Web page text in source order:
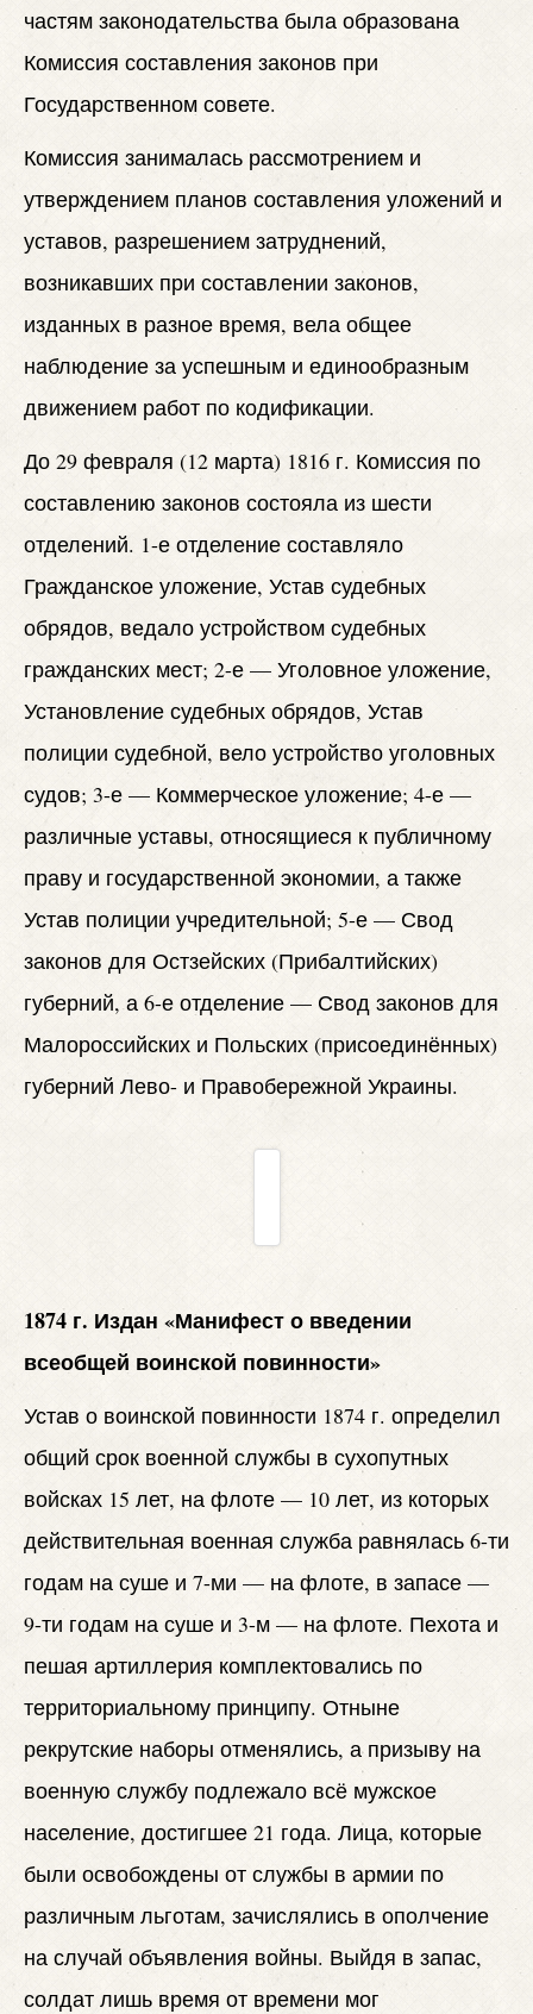
частям законодательства была образована
Комиссия составления законов при
Государственном совете.
Комиссия занималась рассмотрением и
утверждением планов составления уложений и
уставов, разрешением затруднений,
возникавших при составлении законов,
изданных в разное время, вела общее
наблюдение за успешным и единообразным
движением работ по кодификации.
До 29 февраля (12 марта) 1816 г. Комиссия по
составлению законов состояла из шести
отделений. 1-е отделение составляло
Гражданское уложение, Устав судебных
обрядов, ведало устройством судебных
гражданских мест; 2-е — Уголовное уложение,
Установление судебных обрядов, Устав
полиции судебной, вело устройство уголовных
судов; 3-е — Коммерческое уложение; 4-е —
различные уставы, относящиеся к публичному
праву и государственной экономии, а также
Устав полиции учредительной; 5-е — Свод
законов для Остзейских (Прибалтийских)
губерний, а 6-е отделение — Свод законов для
Малороссийских и Польских (присоединённых)
губерний Лево- и Правобережной Украины.
1874 г. Издан «Манифест о введении
всеобщей воинской повинности»
Устав о воинской повинности 1874 г. определил
общий срок военной службы в сухопутных
войсках 15 лет, на флоте — 10 лет, из которых
действительная военная служба равнялась 6-ти
годам на суше и 7-ми — на флоте, в запасе —
9-ти годам на суше и 3-м — на флоте. Пехота и
пешая артиллерия комплектовались по
территориальному принципу. Отныне
рекрутские наборы отменялись, а призыву на
военную службу подлежало всё мужское
население, достигшее 21 года. Лица, которые
были освобождены от службы в армии по
различным льготам, зачислялись в ополчение
на случай объявления войны. Выйдя в запас,
солдат лишь время от времени мог